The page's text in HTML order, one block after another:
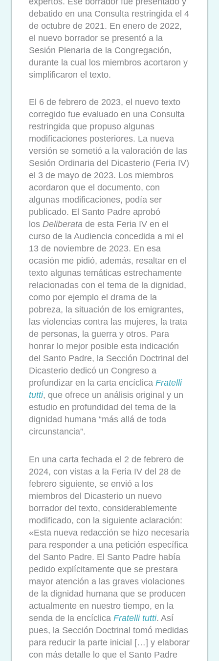
debatido en una Consulta restringida el 4
de octubre de 2021. En enero de 2022,
el nuevo borrador se presentó a la
Sesión Plenaria de la Congregación,
durante la cual los miembros acortaron y
simplificaron el texto.
El 6 de febrero de 2023, el nuevo texto
corregido fue evaluado en una Consulta
restringida que propuso algunas
modificaciones posteriores. La nueva
versión se sometió a la valoración de las
Sesión Ordinaria del Dicasterio (Feria IV)
el 3 de mayo de 2023. Los miembros
acordaron que el documento, con
algunas modificaciones, podía ser
publicado. El Santo Padre aprobó
los Deliberata de esta Feria IV en el
curso de la Audiencia concedida a mi el
13 de noviembre de 2023. En esa
ocasión me pidió, además, resaltar en el
texto algunas temáticas estrechamente
relacionadas con el tema de la dignidad,
como por ejemplo el drama de la
pobreza, la situación de los emigrantes,
las violencias contra las mujeres, la trata
de personas, la guerra y otros. Para
honrar lo mejor posible esta indicación
del Santo Padre, la Sección Doctrinal del
Dicasterio dedicó un Congreso a
profundizar en la carta encíclica Fratelli
tutti, que ofrece un análisis original y un
estudio en profundidad del tema de la
dignidad humana “más allá de toda
circunstancia”.
En una carta fechada el 2 de febrero de
2024, con vistas a la Feria IV del 28 de
febrero siguiente, se envió a los
miembros del Dicasterio un nuevo
borrador del texto, considerablemente
modificado, con la siguiente aclaración:
«Esta nueva redacción se hizo necesaria
para responder a una petición específica
del Santo Padre. El Santo Padre había
pedido explícitamente que se prestara
mayor atención a las graves violaciones
de la dignidad humana que se producen
actualmente en nuestro tiempo, en la
senda de la encíclica Fratelli tutti. Así
pues, la Sección Doctrinal tomó medidas
para reducir la parte inicial […] y elaborar
con más detalle lo que el Santo Padre